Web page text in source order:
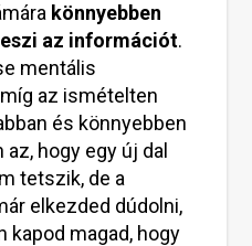
könnyebben
az információt.
mentális
az ismételten
és könnyebben
hogy egy új dal
tetszik, de a
elkezded dúdolni,
kapod magad, hogy